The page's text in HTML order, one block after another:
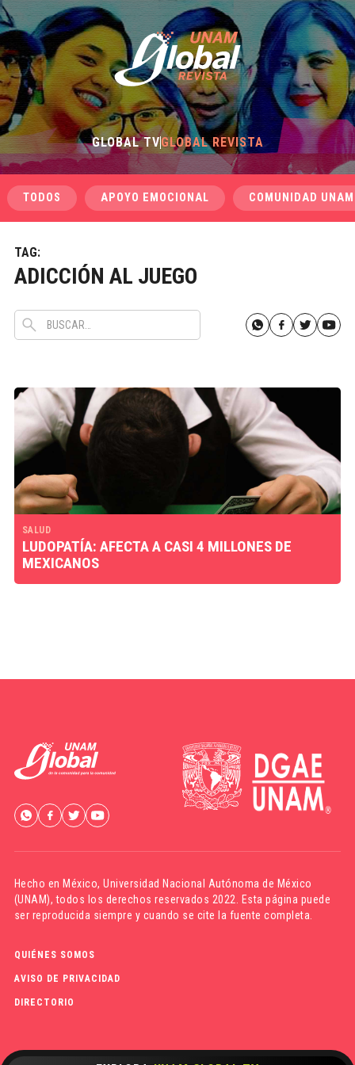
GLOBAL TVGLOBAL REVISTA
TODOS APOYO EMOCIONAL COMUNIDAD UNAM
TAG:
ADICCIÓN AL JUEGO
SALUD
LUDOPATÍA: AFECTA A CASI 4 MILLONES DE
MEXICANOS
Hecho en México,Universidad Nacional Autónoma de México
(UNAM), todos los derechos reservados 2022. Esta página puede
ser reproducida siempre y cuando se cite la fuente completa.
QUIÉNES SOMOS
AVISO DE PRIVACIDAD
DIRECTORIO